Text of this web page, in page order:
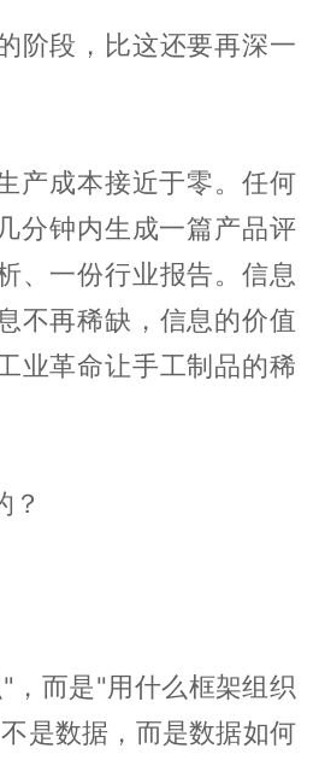
阶段，比这还要再深一
产成本接近于零。任何
分钟内生成一篇产品评
、一份行业报告。信息
不再稀缺，信息的价值
业革命让手工制品的稀
？
，而是"用什么框架组织
是数据，而是数据如何